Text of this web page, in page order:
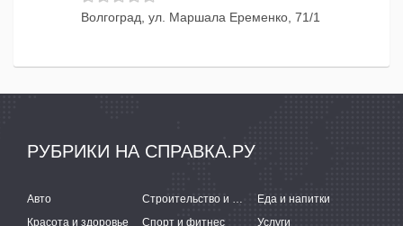
Волгоград, ул. Маршала Еременко, 71/1
РУБРИКИ НА СПРАВКА.РУ
Авто Строительство и ремонт
Еда и напитки
Красота и здоровье
Спорт и фитнес
Услуги